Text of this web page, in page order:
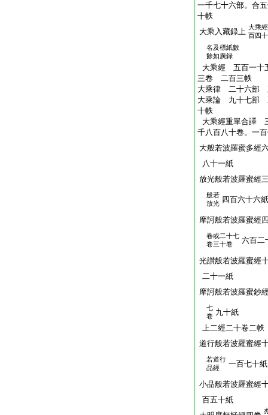
一千七十六部。合
十帙
大乘入藏録上 大乘
百四
名及標紙數
餘如廣録
大乘經 五百一十
三卷 二百三帙
大乘律 二十六部
大乘論 九十七部
十帙
大乘經重單合譯
千八百八十卷。一
大般若波羅蜜多經
八十一紙
放光般若波羅蜜經
般若
放光 四百六十六紙
摩訶般若波羅蜜經
卷或二十七
卷三十卷
六百二
光讃般若波羅蜜經
二十一紙
摩訶般若波羅蜜鈔
七
卷 九十紙
上二經二十卷二帙
道行般若波羅蜜經
若道行
品經
一百七十紙
小品般若波羅蜜經
百五十紙